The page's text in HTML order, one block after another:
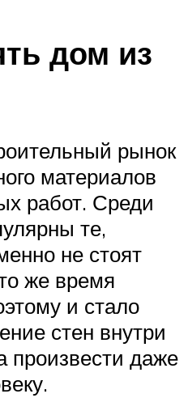
дом из
рынок
материалов
работ. Среди
те,
не стоят
же время
и стало
стен внутри
произвести даже